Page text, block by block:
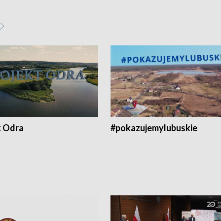
Odra #pokazujemylubuskie